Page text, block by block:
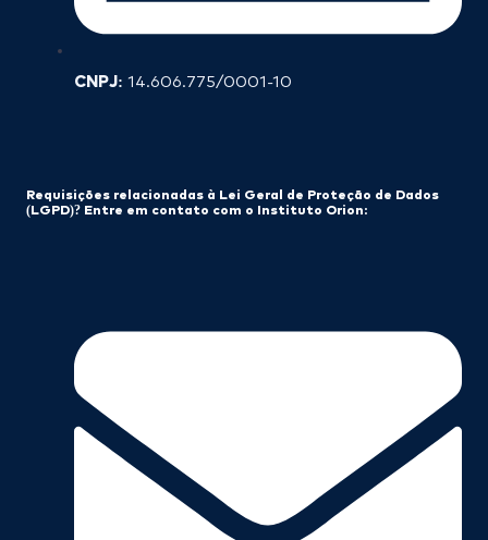
CNPJ: 14.606.775/0001-10
Requisições relacionadas à Lei Geral de Proteção de Dados
(LGPD)? Entre em contato com o Instituto Orion: